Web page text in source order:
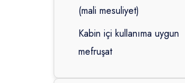
(mali mesuliyet)
Kabin içi kullanıma uygun
mefruşat